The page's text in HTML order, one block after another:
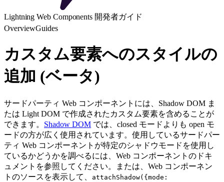
Lightning Web Components 開発者ガイド
OverviewGuides
カスタム要素へのスタイルの
追加 (ベータ)
サードパーティ Web コンポーネントには、Shadow DOM ま
たは Light DOM で作成されたカスタム要素を含めることが
できます。 Shadow DOM では、closed モードよりも open モ
ードの方が広く使用されています。使用しているサードパー
ティ Web コンポーネントが特定のシャドウモードを使用し
ているかどうかを調べるには、Web コンポーネントのドキ
ュメントを参照してください。または、Web コンポーネン
トのソースを表示して、
attachShadow({mode: